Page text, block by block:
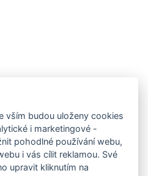
mail:
941 905
GPS:
16°17’27.3″E
vším budou uloženy cookies
i marketingové -
pohodlné používání webu,
i vás cílit reklamou. Své
upravit kliknutím na